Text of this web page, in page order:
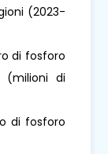
(2023-
di fosforo
(milioni di
di fosforo